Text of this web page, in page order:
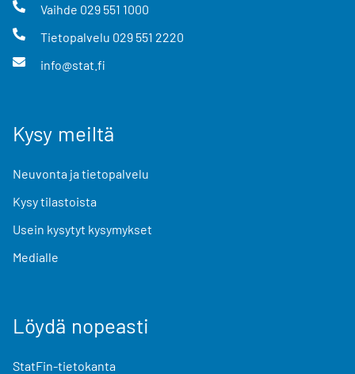
Vaihde 029 551 1000
Tietopalvelu 029 551 2220
info@stat.fi
Kysy meiltä
Neuvonta ja tietopalvelu
Kysy tilastoista
Usein kysytyt kysymykset
Medialle
Löydä nopeasti
StatFin-tietokanta